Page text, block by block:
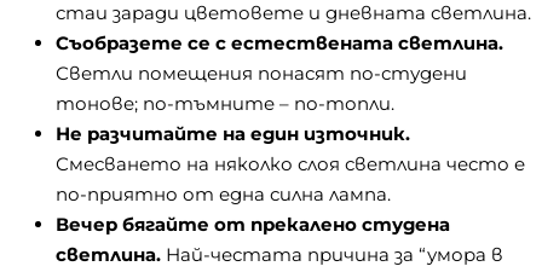
стаи заради цветовете и дневната светлина.
Съобразете се с естествената светлина.
Светли помещения понасят по-студени
тонове; по-тъмните – по-топли.
Не разчитайте на един източник.
Смесването на няколко слоя светлина често е
по-приятно от една силна лампа.
Вечер бягайте от прекалено студена
светлина. Най-честата причина за “умора в